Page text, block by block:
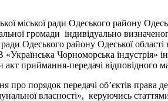
міської ради Одеського району
громади індивідуально
ради Одеського району Одеської
Чорноморська індустрія»
приймання-передачі відповідного
порядок передачі об’єктів права
власності», керуючись